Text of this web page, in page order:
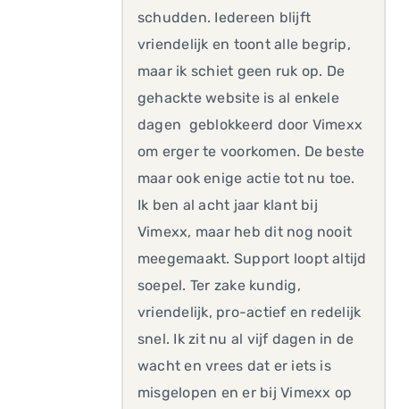
schudden. Iedereen blijft
vriendelijk en toont alle begrip,
maar ik schiet geen ruk op. De
gehackte website is al enkele
dagen geblokkeerd door Vimexx
om erger te voorkomen. De beste
maar ook enige actie tot nu toe.
Ik ben al acht jaar klant bij
Vimexx, maar heb dit nog nooit
meegemaakt. Support loopt altijd
soepel. Ter zake kundig,
vriendelijk, pro-actief en redelijk
snel. Ik zit nu al vijf dagen in de
wacht en vrees dat er iets is
misgelopen en er bij Vimexx op